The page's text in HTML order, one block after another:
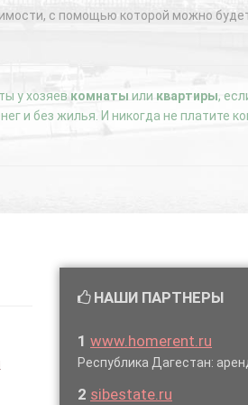
с помощью которой можно
у хозяев комнаты или квартиры,
и без жилья. И никогда не платите
НАШИ ПАРТНЕРЫ
1 www.homerent.ru
Республика Дагестан:
2 sibestate.ru